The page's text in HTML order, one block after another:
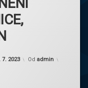
7. 2023 Od admin